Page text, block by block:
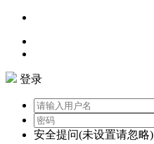
登录
安全提问(未设置请忽略)